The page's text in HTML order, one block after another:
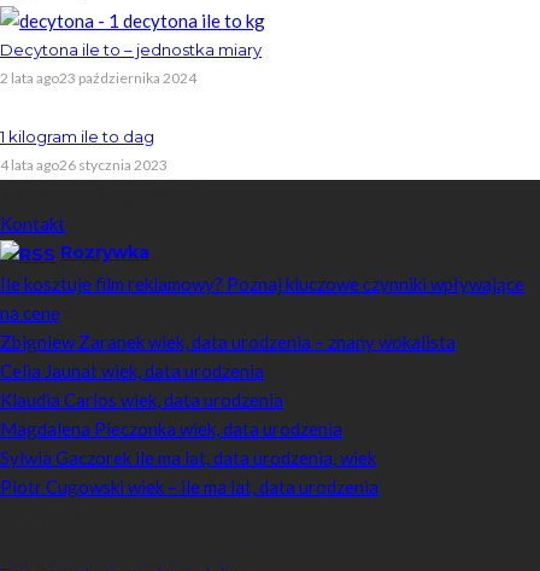
Decytona ile to – jednostka miary
2 lata ago23 października 2024
1 kilogram ile to dag
4 lata ago26 stycznia 2023
Kontakt
Rozrywka
Ile kosztuje film reklamowy? Poznaj kluczowe czynniki wpływające
na cenę
Zbigniew Zaranek wiek, data urodzenia – znany wokalista
Celia Jaunat wiek, data urodzenia
Klaudia Carlos wiek, data urodzenia
Magdalena Pieczonka wiek, data urodzenia
Sylwia Gaczorek ile ma lat, data urodzenia, wiek
Piotr Cugowski wiek – ile ma lat, data urodzenia